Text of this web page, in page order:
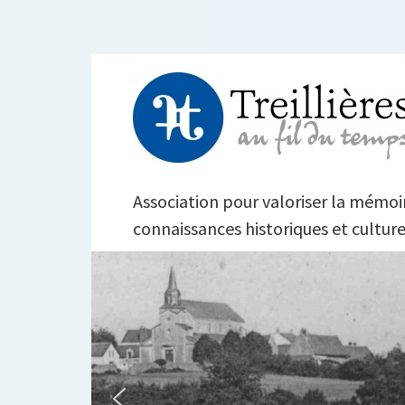
contenu
TREILLIÈRES AU
Association pour valoriser la
connaissances historiques et